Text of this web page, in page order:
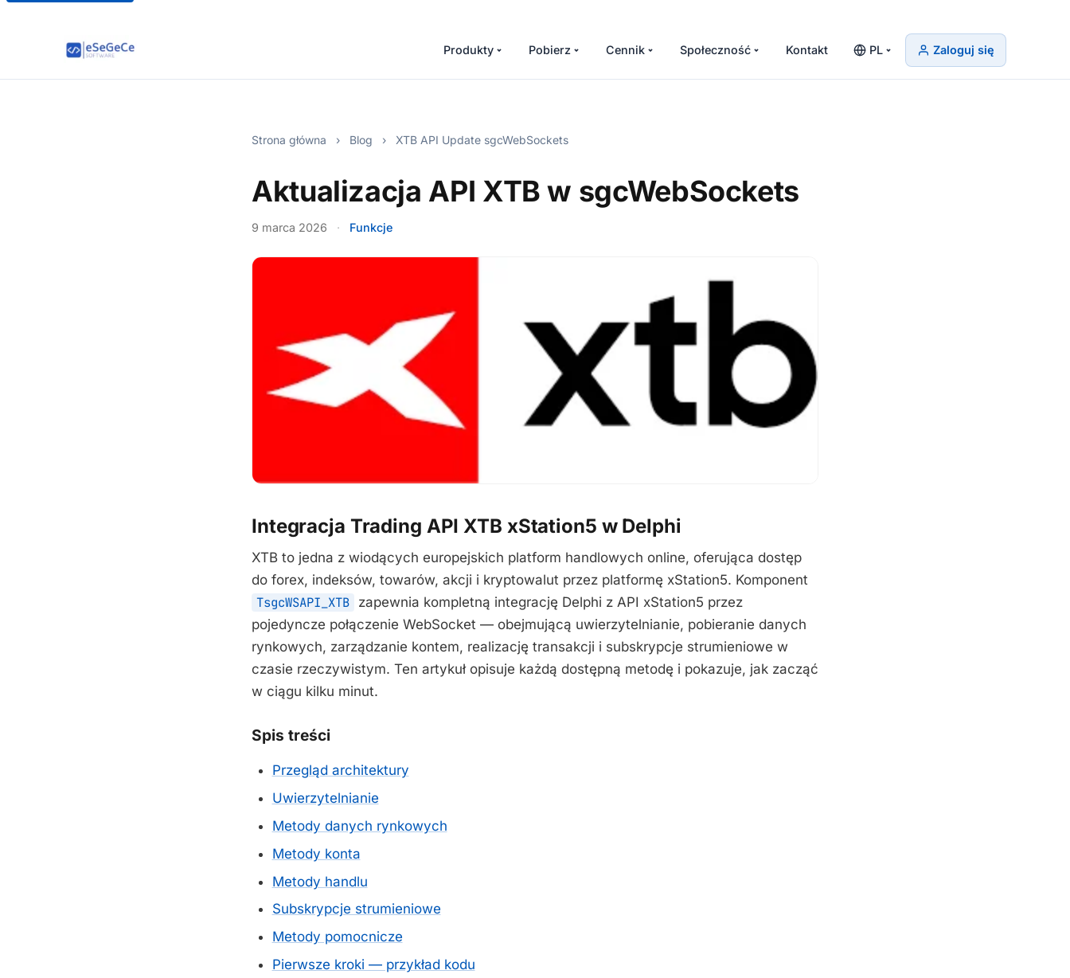
Produkty Pobierz Cennik Społeczność Kontakt PL Zaloguj się
Strona główna › Blog › XTB API Update sgcWebSockets
Aktualizacja API XTB w sgcWebSockets
9 marca 2026 · Funkcje
Integracja Trading API XTB xStation5 w Delphi
XTB to jedna z wiodących europejskich platform handlowych online, oferująca dostęp
do forex, indeksów, towarów, akcji i kryptowalut przez platformę xStation5. Komponent
TsgcWSAPI_XTB zapewnia kompletną integrację Delphi z API xStation5 przez
pojedyncze połączenie WebSocket — obejmującą uwierzytelnianie, pobieranie danych
rynkowych, zarządzanie kontem, realizację transakcji i subskrypcje strumieniowe w
czasie rzeczywistym. Ten artykuł opisuje każdą dostępną metodę i pokazuje, jak zacząć
w ciągu kilku minut.
Spis treści
Przegląd architektury
Uwierzytelnianie
Metody danych rynkowych
Metody konta
Metody handlu
Subskrypcje strumieniowe
Metody pomocnicze
Pierwsze kroki — przykład kodu